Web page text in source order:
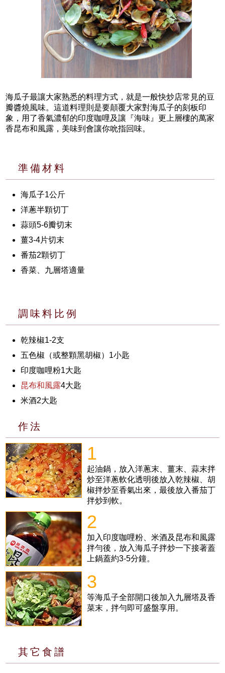
海瓜子最讓大家熟悉的料理方式，就是一般快炒店常見的豆
瓣醬燒風味。這道料理則是要顛覆大家對海瓜子的刻板印
象，用了香氣濃郁的印度咖哩及讓『海味』更上層樓的萬家
香昆布和風露，美味到會讓你吮指回味。
準備材料
海瓜子1公斤
洋蔥半顆切丁
蒜頭5-6瓣切末
薑3-4片切末
番茄2顆切丁
香菜、九層塔適量
調味料比例
乾辣椒1-2支
五色椒（或整顆黑胡椒）1小匙
印度咖哩粉1大匙
昆布和風露4大匙
米酒2大匙
作法
1
起油鍋，放入洋蔥末、薑末、蒜末拌
炒至洋蔥軟化透明後放入乾辣椒、胡
椒拌炒至香氣出來，最後放入番茄丁
拌炒到軟。
2
加入印度咖哩粉、米酒及昆布和風露
拌勻後，放入海瓜子拌炒一下接著蓋
上鍋蓋約3-5分鐘。
3
等海瓜子全部開口後加入九層塔及香
菜末，拌勻即可盛盤享用。
其它食譜